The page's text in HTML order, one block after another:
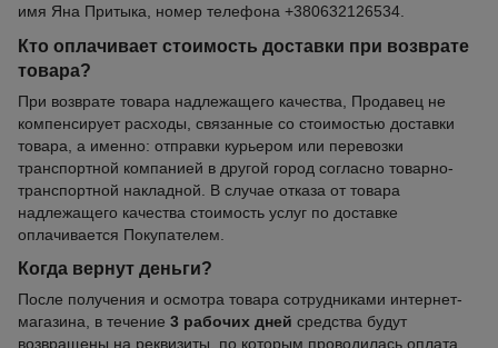
имя Яна Притыка, номер телефона +380632126534.
Кто оплачивает стоимость доставки при возврате
товара?
При возврате товара надлежащего качества, Продавец не
компенсирует расходы, связанные со стоимостью доставки
товара, а именно: отправки курьером или перевозки
транспортной компанией в другой город согласно товарно-
транспортной накладной. В случае отказа от товара
надлежащего качества стоимость услуг по доставке
оплачивается Покупателем.
Когда вернут деньги?
После получения и осмотра товара сотрудниками интернет-
магазина, в течение 3 рабочих дней средства будут
возвращены на реквизиты, по которым проводилась оплата.